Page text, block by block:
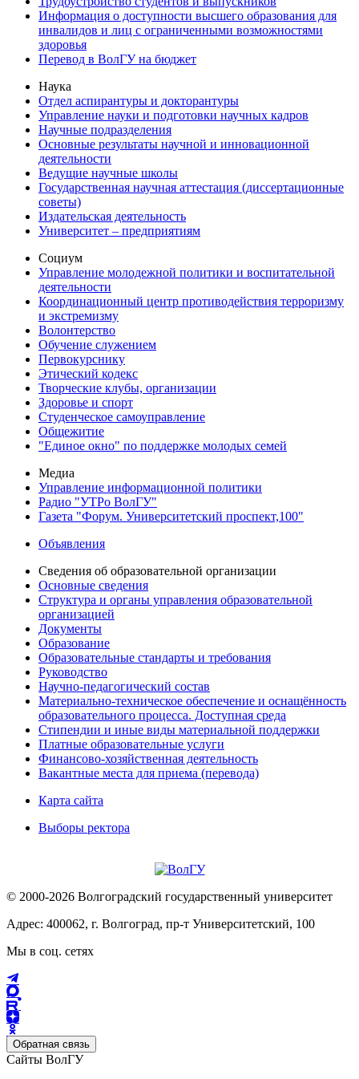
Информация о доступности высшего образования для
инвалидов и лиц с ограниченными возможностями
здоровья
Перевод в ВолГУ на бюджет
Наука
Отдел аспирантуры и докторантуры
Управление науки и подготовки научных кадров
Научные подразделения
Основные результаты научной и инновационной
деятельности
Ведущие научные школы
Государственная научная аттестация (диссертационные
советы)
Издательская деятельность
Университет – предприятиям
Социум
Управление молодежной политики и воспитательной
деятельности
Координационный центр противодействия терроризму
и экстремизму
Волонтерство
Обучение служением
Первокурснику
Этический кодекс
Творческие клубы, организации
Здоровье и спорт
Студенческое самоуправление
Общежитие
"Единое окно" по поддержке молодых семей
Медиа
Управление информационной политики
Радио "УТРо ВолГУ"
Газета "Форум. Университетский проспект,100"
Объявления
Сведения об образовательной организации
Основные сведения
Структура и органы управления образовательной
организацией
Документы
Образование
Образовательные стандарты и требования
Руководство
Научно-педагогический состав
Материально-техническое обеспечение и оснащённость
образовательного процесса. Доступная среда
Стипендии и иные виды материальной поддержки
Платные образовательные услуги
Финансово-хозяйственная деятельность
Вакантные места для приема (перевода)
Карта сайта
Выборы ректора
© 2000-2026 Волгоградский государственный университет
Адрес: 400062, г. Волгоград, пр-т Университетский, 100
Мы в соц. сетях
Обратная связь
Сайты ВолГУ